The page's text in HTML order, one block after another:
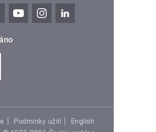
Podmínky užití
English